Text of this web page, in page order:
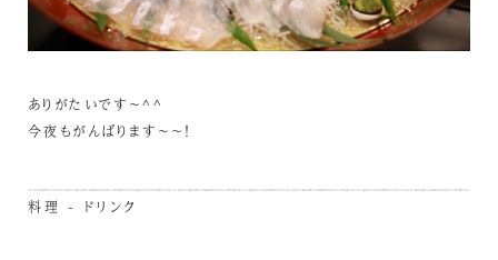
ありがたいです～^^
今夜もがんばります～～！
料理 - ドリンク